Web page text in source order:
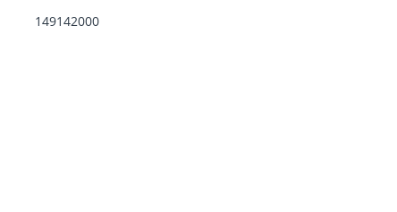
149142000